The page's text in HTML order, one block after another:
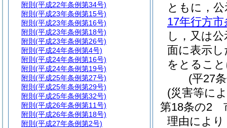
ともに，
17年行方
し，又は
面に表示
をとるこ
(平27
(災害等に
第18条の2
理由によ
附則 (平成22年条例第34号)
附則 (平成23年条例第15号)
附則 (平成23年条例第16号)
附則 (平成23年条例第18号)
附則 (平成23年条例第26号)
附則 (平成24年条例第4号)
附則 (平成24年条例第16号)
附則 (平成24年条例第19号)
附則 (平成25年条例第27号)
附則 (平成25年条例第29号)
附則 (平成25年条例第32号)
附則 (平成26年条例第11号)
附則 (平成26年条例第18号)
附則 (平成27年条例第2号)